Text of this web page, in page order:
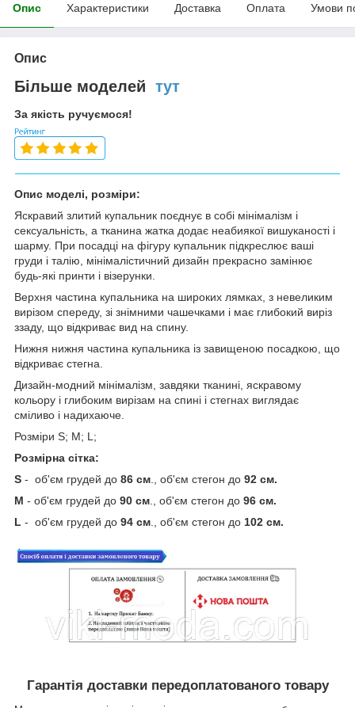
Опис Характеристики Доставка Оплата Умови
Опис
Більше моделей тут
За якість ручуємося!
Опис моделі, розміри:
Яскравий злитий купальник поєднує в собі мінімалізм і
сексуальність, а тканина жатка додає неабиякої вишуканості і
шарму. При посадці на фігуру купальник підкреслює ваші
груди і талію, мінімалістичний дизайн прекрасно замінює
будь-які принти і візерунки.
Верхня частина купальника на широких лямках, з невеликим
вирізом спереду, зі знімними чашечками і має глибокий виріз
ззаду, що відкриває вид на спину.
Нижня нижня частина купальника із завищеною посадкою, що
відкриває стегна.
Дизайн-модний мінімалізм, завдяки тканині, яскравому
кольору і глибоким вирізам на спині і стегнах виглядає
сміливо і надихаюче.
Розміри S; M; L;
Розмірна сітка:
S - об'єм грудей до 86 см., об'єм стегон до 92 см.
M - об'єм грудей до 90 см., об'єм стегон до 96 см.
L - об'єм грудей до 94 см., об'єм стегон до 102 см.
Гарантія доставки передоплатованого товару